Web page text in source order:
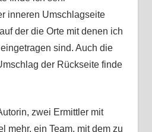
inneren Umschlagseite
der die Orte mit denen ich
sind. Auch die
der Rückseite finde
zwei Ermittler mit
mehr, ein Team, mit dem zu